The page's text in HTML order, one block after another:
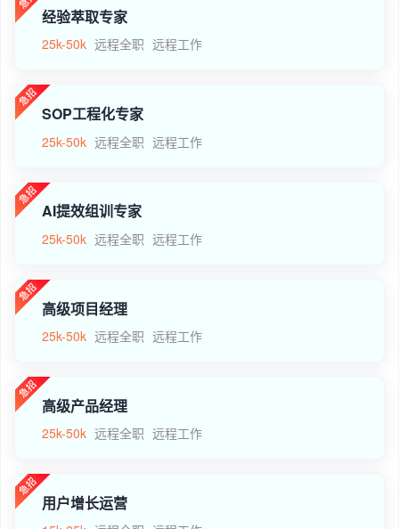
经验萃取专家
25k-50k 远程全职 远程工作
SOP工程化专家
25k-50k 远程全职 远程工作
AI提效组训专家
25k-50k 远程全职 远程工作
高级项目经理
25k-50k 远程全职 远程工作
高级产品经理
25k-50k 远程全职 远程工作
用户增长运营